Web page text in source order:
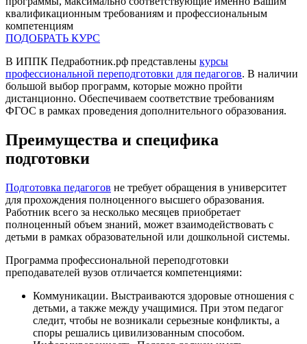
квалификационным требованиям и профессиональным
компетенциям
ПОДОБРАТЬ КУРС
В ИППК Педработник.рф представлены курсы
профессиональной переподготовки для педагогов. В наличии
большой выбор программ, которые можно пройти
дистанционно. Обеспечиваем соответствие требованиям
ФГОС в рамках проведения дополнительного образования.
Преимущества и специфика
подготовки
Подготовка педагогов не требует обращения в университет
для прохождения полноценного высшего образования.
Работник всего за несколько месяцев приобретает
полноценный объем знаний, может взаимодействовать с
детьми в рамках образовательной или дошкольной системы.
Программа профессиональной переподготовки
преподавателей вузов отличается компетенциями:
Коммуникации. Выстраиваются здоровые отношения с
детьми, а также между учащимися. При этом педагог
следит, чтобы не возникали серьезные конфликты, а
споры решались цивилизованным способом.